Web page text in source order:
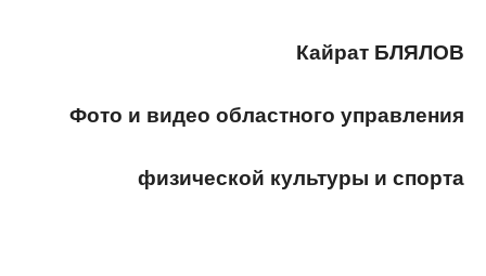
Кайрат БЛЯЛОВ
Фото и видео областного управления
физической культуры и спорта